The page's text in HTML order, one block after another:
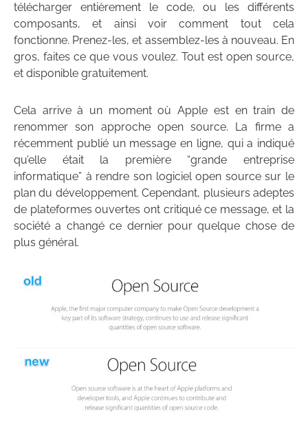
télécharger entièrement le code, ou les différents
composants, et ainsi voir comment tout cela
fonctionne. Prenez-les, et assemblez-les à nouveau. En
gros, faites ce que vous voulez. Tout est open source,
et disponible gratuitement.
Cela arrive à un moment où Apple est en train de
renommer son approche open source. La firme a
récemment publié un message en ligne, qui a indiqué
qu’elle était la première “grande entreprise
informatique” à rendre son logiciel open source sur le
plan du développement. Cependant, plusieurs adeptes
de plateformes ouvertes ont critiqué ce message, et la
société a changé ce dernier pour quelque chose de
plus général.